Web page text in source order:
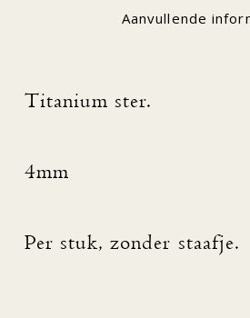
Aanvullende
Titanium ster.
4mm
Per stuk, zonder staafje.